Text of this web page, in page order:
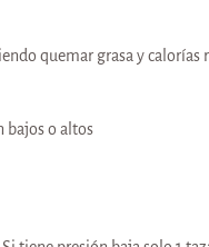
quemar grasa y calorías
bajos o altos